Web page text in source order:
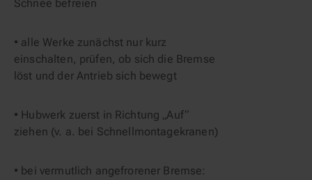
Schnee befreien
• alle Werke zunächst nur kurz
einschalten, prüfen, ob sich die Bremse
löst und der Antrieb sich bewegt
• Hubwerk zuerst in Richtung „Auf“
ziehen (v. a. bei Schnellmontagekranen)
• bei vermutlich angefrorener Bremse: